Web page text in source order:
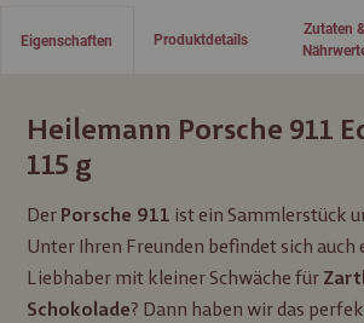
Eigenschaften
Heilemann Porsche 911
115 g
Der Porsche 911 ist ein Sammlerstück
Unter Ihren Freunden befindet sich auch
Liebhaber mit kleiner Schwäche für
Schokolade? Dann haben wir das
Produktdetails
Zutaten